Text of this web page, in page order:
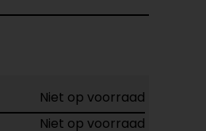
Niet op voorraad
Niet op voorraad